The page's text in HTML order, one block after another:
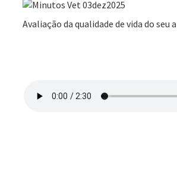
Avaliação da qualidade de vida do seu